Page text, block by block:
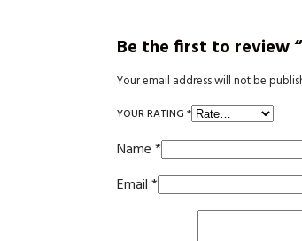
Be the first to review
Your email address will not be
YOUR RATING *
Name*
Email*